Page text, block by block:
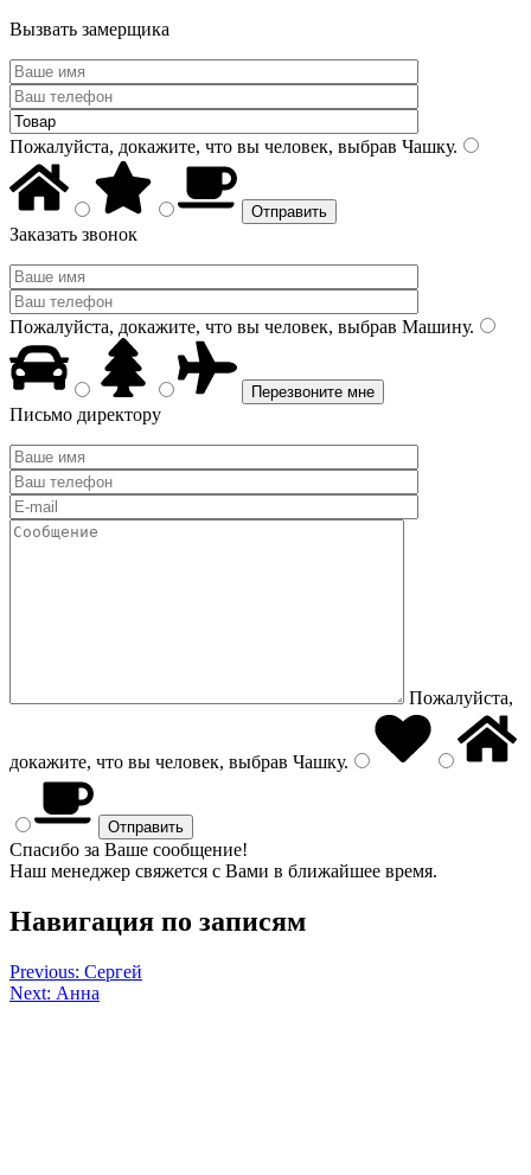
Вызвать замерщика
Пожалуйста, докажите, что вы человек, выбрав Чашку.
Заказать звонок
Пожалуйста, докажите, что вы человек, выбрав Машину.
Письмо директору
Пожалуйста,
докажите, что вы человек, выбрав Чашку.
Спасибо за Ваше сообщение!
Наш менеджер свяжется с Вами в ближайшее время.
Навигация по записям
Previous: Сергей
Next: Анна